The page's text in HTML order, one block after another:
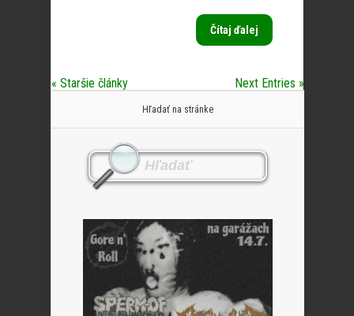
Čítaj ďalej
« Staršie články Next Entries »
Hľadať na stránke